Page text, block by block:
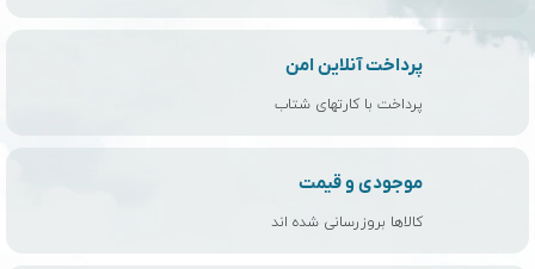
پرداخت آنلاین امن
پرداخت با کارتهای شتاب
موجودی و قیمت
کالاها بروزرسانی شده اند